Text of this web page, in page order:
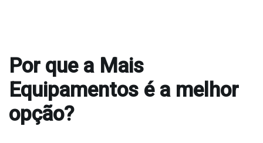
Por que a Mais
Equipamentos é a melhor
opção?